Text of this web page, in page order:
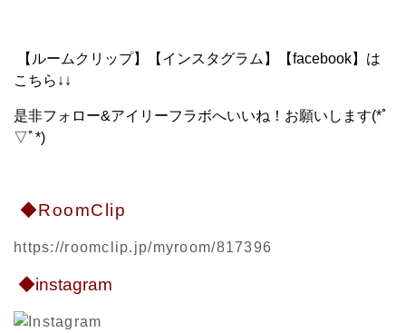
【ルームクリップ】【インスタグラム】【facebook】は
こちら↓↓
是非フォロー&アイリーフラボへいいね！お願いします(*ﾟ
▽ﾟ*)
◆RoomClip
https://roomclip.jp/myroom/817396
◆instagram